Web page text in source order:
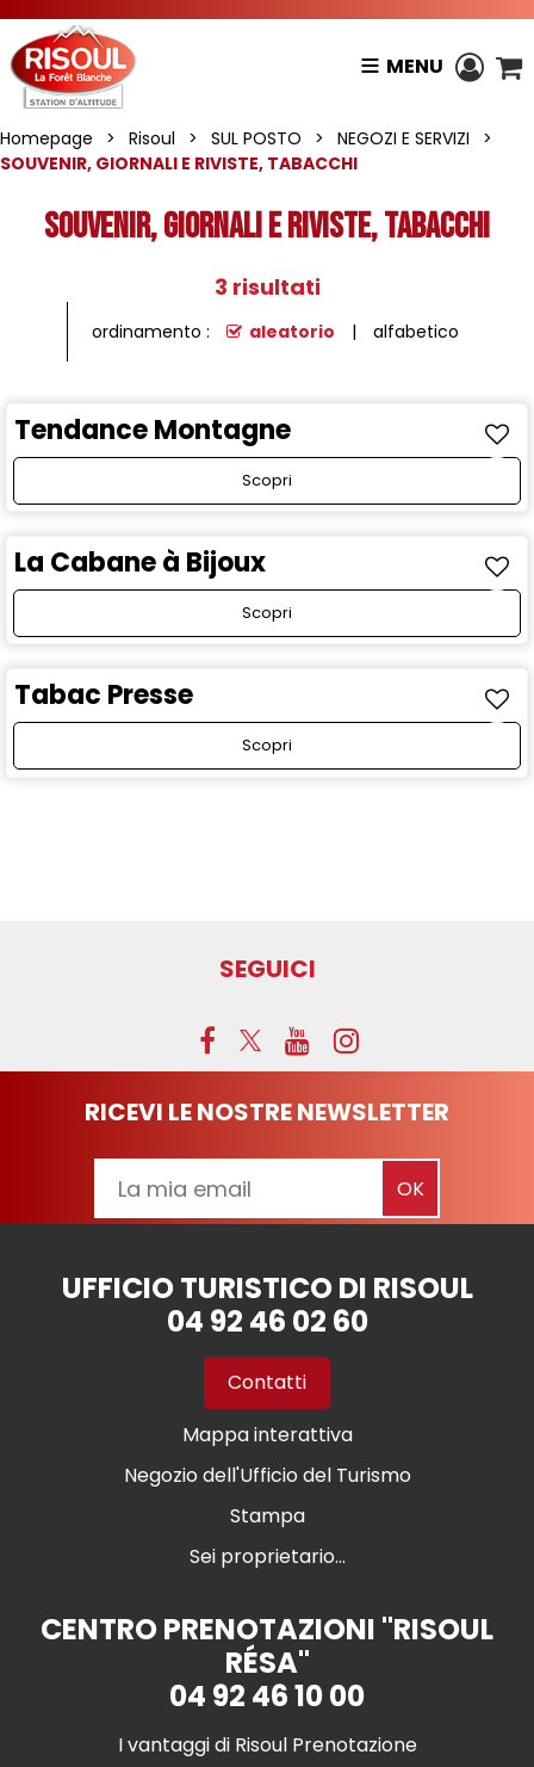
MENU
Homepage > Risoul > SUL POSTO > NEGOZI E SERVIZI
>
SOUVENIR, GIORNALI E RIVISTE, TABACCHI
SOUVENIR, GIORNALI E RIVISTE, TABACCHI
3 risultati
ordinamento : aleatorio alfabetico
Tendance Montagne
Scopri
La Cabane à Bijoux
Scopri
Tabac Presse
Scopri
SEGUICI
RICEVI LE NOSTRE NEWSLETTER
UFFICIO TURISTICO DI RISOUL
04 92 46 02 60
Contatti
Mappa interattiva
Negozio dell'Ufficio del Turismo
Stampa
Sei proprietario...
CENTRO PRENOTAZIONI "RISOUL
RÉSA"
04 92 46 10 00
I vantaggi di Risoul Prenotazione